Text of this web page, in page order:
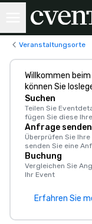
Veranstaltungsorte
Willkommen
können Sie
Suchen
Teilen Sie
fügen Sie diese
Anfrage senden
Überprüfen Sie
senden Sie eine
Buchung
Vergleichen Sie
Ihr Event
Erfahren Sie